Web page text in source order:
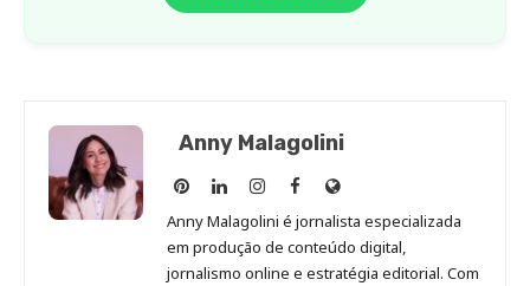
Anny Malagolini
Anny
Malagolini
no
Pinterest
Anny
Malagolini
no
LinkedIn
Anny
Malagolini
no
Instagram
Anny
Malagolini
no
Facebook
Site
de
Anny
Malagolini
Anny Malagolini é jornalista especializada
em produção de conteúdo digital,
jornalismo online e estratégia editorial. Com